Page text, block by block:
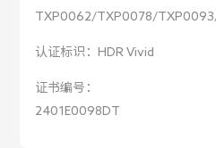
TXP0062/TXP0078/
认证标识： HDR Vivid
证书编号：
2401E0098DT